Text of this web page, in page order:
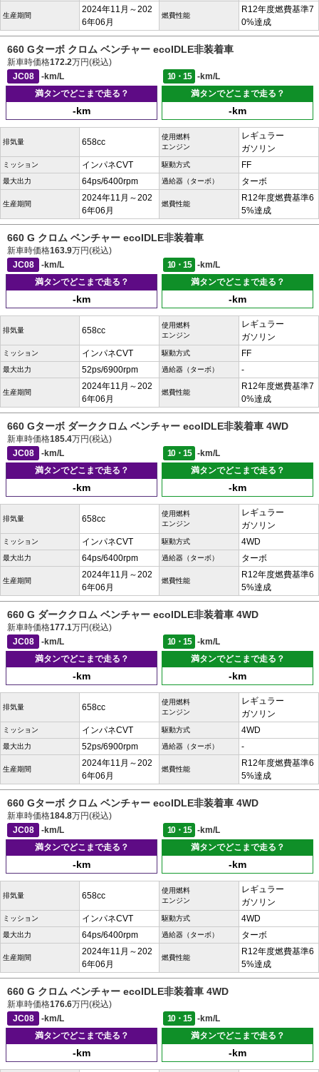
生産期間
2024年11月～202
6年06月
燃費性能
R12年度燃費基準7
0%達成
660 Gターボ クロム ベンチャー ecoIDLE非装着車
新車時価格172.2万円(税込)
JC08
-km/L 10・15
-km/L
満タンでどこまで走る？
-km
満タンでどこまで走る？
-km
排気量 658cc
使用燃料
エンジン
レギュラー
ガソリン
ミッション インパネCVT 駆動方式 FF
最大出力 64ps/6400rpm 過給器（ターボ） ターボ
生産期間
2024年11月～202
6年06月
燃費性能
R12年度燃費基準6
5%達成
660 G クロム ベンチャー ecoIDLE非装着車
新車時価格163.9万円(税込)
JC08
-km/L 10・15
-km/L
満タンでどこまで走る？
-km
満タンでどこまで走る？
-km
排気量 658cc
使用燃料
エンジン
レギュラー
ガソリン
ミッション インパネCVT 駆動方式 FF
最大出力 52ps/6900rpm 過給器（ターボ） -
生産期間
2024年11月～202
6年06月
燃費性能
R12年度燃費基準7
0%達成
660 Gターボ ダーククロム ベンチャー ecoIDLE非装着車 4WD
新車時価格185.4万円(税込)
JC08
-km/L 10・15
-km/L
満タンでどこまで走る？
-km
満タンでどこまで走る？
-km
排気量 658cc
使用燃料
エンジン
レギュラー
ガソリン
ミッション インパネCVT 駆動方式 4WD
最大出力 64ps/6400rpm 過給器（ターボ） ターボ
生産期間
2024年11月～202
6年06月
燃費性能
R12年度燃費基準6
5%達成
660 G ダーククロム ベンチャー ecoIDLE非装着車 4WD
新車時価格177.1万円(税込)
JC08
-km/L 10・15
-km/L
満タンでどこまで走る？
-km
満タンでどこまで走る？
-km
排気量 658cc
使用燃料
エンジン
レギュラー
ガソリン
ミッション インパネCVT 駆動方式 4WD
最大出力 52ps/6900rpm 過給器（ターボ） -
生産期間
2024年11月～202
6年06月
燃費性能
R12年度燃費基準6
5%達成
660 Gターボ クロム ベンチャー ecoIDLE非装着車 4WD
新車時価格184.8万円(税込)
JC08
-km/L 10・15
-km/L
満タンでどこまで走る？
-km
満タンでどこまで走る？
-km
排気量 658cc
使用燃料
エンジン
レギュラー
ガソリン
ミッション インパネCVT 駆動方式 4WD
最大出力 64ps/6400rpm 過給器（ターボ） ターボ
生産期間
2024年11月～202
6年06月
燃費性能
R12年度燃費基準6
5%達成
660 G クロム ベンチャー ecoIDLE非装着車 4WD
新車時価格176.6万円(税込)
JC08
-km/L 10・15
-km/L
満タンでどこまで走る？
-km
満タンでどこまで走る？
-km